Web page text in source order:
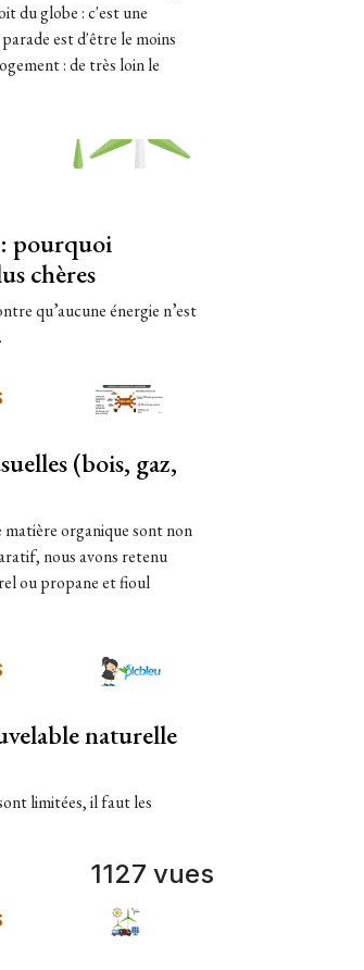
du globe : c'est une
est d'être le moins
: de très loin le
pourquoi
chères
qu’aucune énergie n’est
(bois, gaz,
organique sont non
nous avons retenu
ou propane et fioul
naturelle
limitées, il faut les
1127 vues